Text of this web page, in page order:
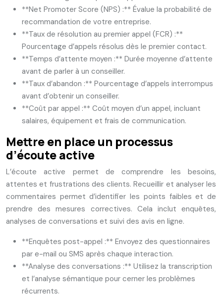
**Net Promoter Score (NPS) :** Évalue la probabilité de
recommandation de votre entreprise.
**Taux de résolution au premier appel (FCR) :**
Pourcentage d’appels résolus dès le premier contact.
**Temps d’attente moyen :** Durée moyenne d’attente
avant de parler à un conseiller.
**Taux d’abandon :** Pourcentage d’appels interrompus
avant d’obtenir un conseiller.
**Coût par appel :** Coût moyen d’un appel, incluant
salaires, équipement et frais de communication.
Mettre en place un processus
d’écoute active
L’écoute active permet de comprendre les besoins,
attentes et frustrations des clients. Recueillir et analyser les
commentaires permet d’identifier les points faibles et de
prendre des mesures correctives. Cela inclut enquêtes,
analyses de conversations et suivi des avis en ligne.
**Enquêtes post-appel :** Envoyez des questionnaires
par e-mail ou SMS après chaque interaction.
**Analyse des conversations :** Utilisez la transcription
et l’analyse sémantique pour cerner les problèmes
récurrents.